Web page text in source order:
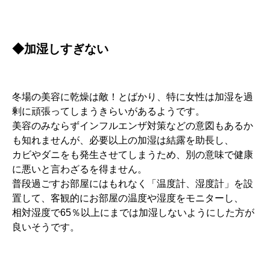
◆加湿しすぎない
冬場の美容に乾燥は敵！とばかり、特に女性は加湿を過
剰に頑張ってしまうきらいがあるようです。
美容のみならずインフルエンザ対策などの意図もあるか
も知れませんが、必要以上の加湿は結露を助長し、
カビやダニをも発生させてしまうため、別の意味で健康
に悪いと言わざるを得ません。
普段過ごすお部屋にはもれなく「温度計、湿度計」を設
置して、客観的にお部屋の温度や湿度をモニターし、
相対湿度で65％以上にまでは加湿しないようにした方が
良いそうです。